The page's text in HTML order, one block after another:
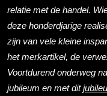
relatie met de handel.
deze honderdjarige
zijn van vele kleine
het merk­artikel, de
Voortdurend onderweg
jubileum en met dit